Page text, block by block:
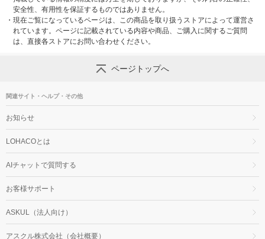
安全性、有用性を保証するものではありません。
・ 現在ご覧になっているページは、この商品を取り扱うストアによって運営さ
れています。ページに記載されている内容や商品、ご購入に関するご質問
は、直接各ストアにお問い合わせください。
ページトップへ
関連サイト・ヘルプ・その他
お知らせ
LOHACOとは
AIチャットで質問する
お客様サポート
ASKUL（法人向け）
アスクル株式会社（会社概要）